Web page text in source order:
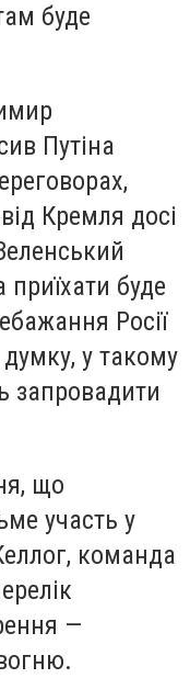
буде
Путіна
Кремля досі
буде
Росії
у такому
запровадити
що
участь у
команда
—